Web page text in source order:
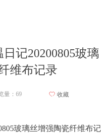
记20200805玻璃
维布记录
量： 69 ꄀ 收藏
玻璃丝增强陶瓷纤维布记